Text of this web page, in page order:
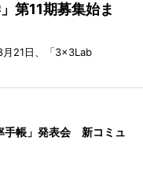
第11期募集始ま
月21日、「3×3Lab
手帳」発表会 新コミュ